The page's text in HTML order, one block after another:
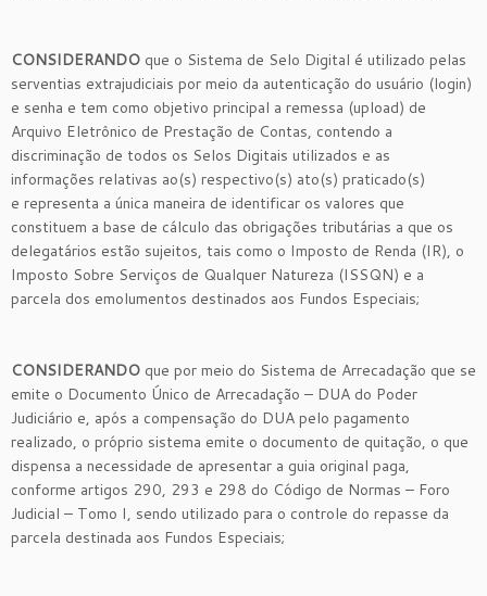
CONSIDERANDO que o Sistema de Selo Digital é utilizado pelas
serventias extrajudiciais por meio da autenticação do usuário (login)
e senha e tem como objetivo principal a remessa (upload) de
Arquivo Eletrônico de Prestação de Contas, contendo a
discriminação de todos os Selos Digitais utilizados e as
informações relativas ao(s) respectivo(s) ato(s) praticado(s)
e representa a única maneira de identificar os valores que
constituem a base de cálculo das obrigações tributárias a que os
delegatários estão sujeitos, tais como o Imposto de Renda (IR), o
Imposto Sobre Serviços de Qualquer Natureza (ISSQN) e a
parcela dos emolumentos destinados aos Fundos Especiais;
CONSIDERANDO que por meio do Sistema de Arrecadação que se
emite o Documento Único de Arrecadação – DUA do Poder
Judiciário e, após a compensação do DUA pelo pagamento
realizado, o próprio sistema emite o documento de quitação, o que
dispensa a necessidade de apresentar a guia original paga,
conforme artigos 290, 293 e 298 do Código de Normas – Foro
Judicial – Tomo I, sendo utilizado para o controle do repasse da
parcela destinada aos Fundos Especiais;